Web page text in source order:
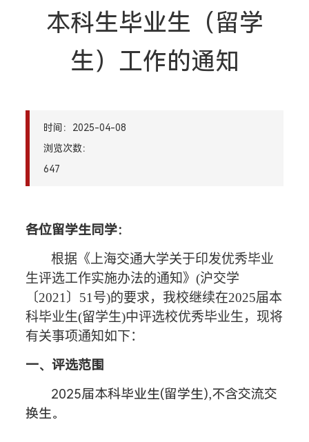
本科生毕业生（留学
生）工作的通知
时间：2025-04-08
浏览次数：
647
各位留学生同学：
根据《上海交通大学关于印发优秀毕业
生评选工作实施办法的通知》(沪交学
〔2021〕51号)的要求，我校继续在2025届本
科毕业生(留学生)中评选校优秀毕业生，现将
有关事项通知如下：
一、评选范围
2025届本科毕业生(留学生),不含交流交
换生。